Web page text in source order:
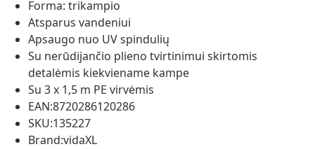
Forma: trikampio
Atsparus vandeniui
Apsaugo nuo UV spindulių
Su nerūdijančio plieno tvirtinimui skirtomis
detalėmis kiekviename kampe
Su 3 x 1,5 m PE virvėmis
EAN:8720286120286
SKU:135227
Brand:vidaXL